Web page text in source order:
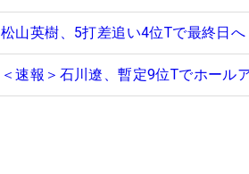
松山英樹、5打差追い4位Tで最終日へ
＜速報＞石川遼、暫定9位Tでホール